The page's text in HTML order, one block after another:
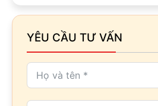
YÊU CẦU TƯ VẤN